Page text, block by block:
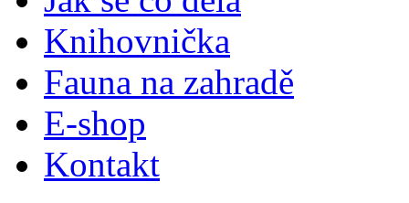
Knihovnička
Fauna na zahradě
E-shop
Kontakt